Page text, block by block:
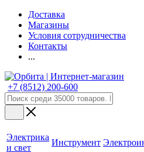
Доставка
Магазины
Условия сотрудничества
Контакты
...
+7 (8512) 200-600
Электрика
и свет
Инструмент